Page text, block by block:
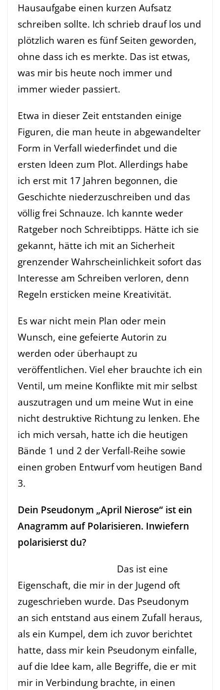
Hausaufgabe einen kurzen Aufsatz
schreiben sollte. Ich schrieb drauf los und
plötzlich waren es fünf Seiten geworden,
ohne dass ich es merkte. Das ist etwas,
was mir bis heute noch immer und
immer wieder passiert.
Etwa in dieser Zeit entstanden einige
Figuren, die man heute in abgewandelter
Form in Verfall wiederfindet und die
ersten Ideen zum Plot. Allerdings habe
ich erst mit 17 Jahren begonnen, die
Geschichte niederzuschreiben und das
völlig frei Schnauze. Ich kannte weder
Ratgeber noch Schreibtipps. Hätte ich sie
gekannt, hätte ich mit an Sicherheit
grenzender Wahrscheinlichkeit sofort das
Interesse am Schreiben verloren, denn
Regeln ersticken meine Kreativität.
Es war nicht mein Plan oder mein
Wunsch, eine gefeierte Autorin zu
werden oder überhaupt zu
veröffentlichen. Viel eher brauchte ich ein
Ventil, um meine Konflikte mit mir selbst
auszutragen und um meine Wut in eine
nicht destruktive Richtung zu lenken. Ehe
ich mich versah, hatte ich die heutigen
Bände 1 und 2 der Verfall-Reihe sowie
einen groben Entwurf vom heutigen Band
3.
Dein Pseudonym „April Nierose“ ist ein
Anagramm auf Polarisieren. Inwiefern
polarisierst du?
Das ist eine
Eigenschaft, die mir in der Jugend oft
zugeschrieben wurde. Das Pseudonym
an sich entstand aus einem Zufall heraus,
als ein Kumpel, dem ich zuvor berichtet
hatte, dass mir kein Pseudonym einfalle,
auf die Idee kam, alle Begriffe, die er mit
mir in Verbindung brachte, in einen